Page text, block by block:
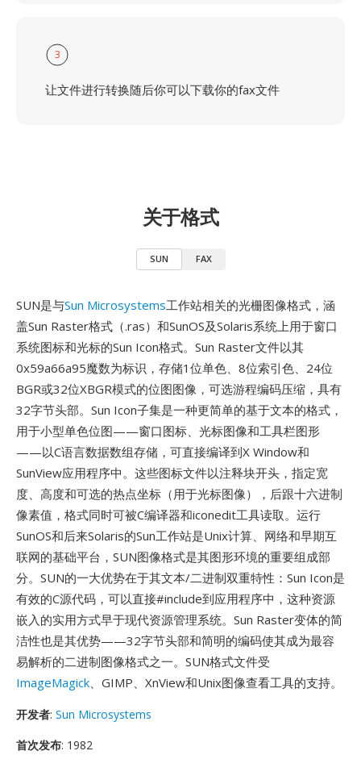
3
让文件进行转换随后你可以下载你的fax文件
关于格式
SUN FAX
SUN是与Sun Microsystems工作站相关的光栅图像格式，涵
盖Sun Raster格式（.ras）和SunOS及Solaris系统上用于窗口
系统图标和光标的Sun Icon格式。Sun Raster文件以其
0x59a66a95魔数为标识，存储1位单色、8位索引色、24位
BGR或32位XBGR模式的位图图像，可选游程编码压缩，具有
32字节头部。Sun Icon子集是一种更简单的基于文本的格式，
用于小型单色位图——窗口图标、光标图像和工具栏图形
——以C语言数据数组存储，可直接编译到X Window和
SunView应用程序中。这些图标文件以注释块开头，指定宽
度、高度和可选的热点坐标（用于光标图像），后跟十六进制
像素值，格式同时可被C编译器和iconedit工具读取。运行
SunOS和后来Solaris的Sun工作站是Unix计算、网络和早期互
联网的基础平台，SUN图像格式是其图形环境的重要组成部
分。SUN的一大优势在于其文本/二进制双重特性：Sun Icon是
有效的C源代码，可以直接#include到应用程序中，这种资源
嵌入的实用方式早于现代资源管理系统。Sun Raster变体的简
洁性也是其优势——32字节头部和简明的编码使其成为最容
易解析的二进制图像格式之一。SUN格式文件受
ImageMagick、GIMP、XnView和Unix图像查看工具的支持。
开发者: Sun Microsystems
首次发布: 1982